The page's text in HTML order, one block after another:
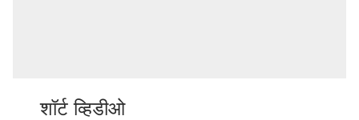
शॉर्ट व्हिडीओ